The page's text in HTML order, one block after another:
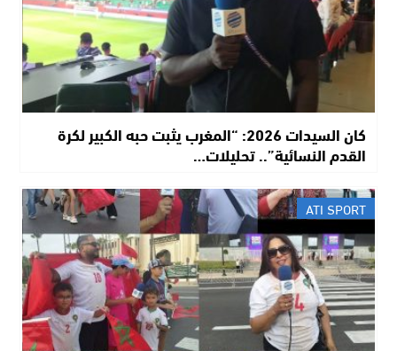
​كان السيدات 2026: “المغرب يثبت حبه الكبير لكرة
القدم النسائية”.. تحليلات…
ATI SPORT